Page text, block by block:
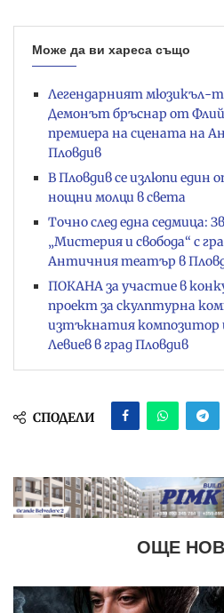
Може да ви хареса също
Легендарният мюзикъл-
Демонът бръснар от
премиера на сцената на
Пловдив
В Пловдив се излюпи един
нощни молци в света
Точно след една седмица:
„Мистерия и свобода“ с
Античния театър в
ПОКАНА за участие в
проект за скулптурна
изтъкнатия композитор
Левиев в град Пловдив
СПОДЕЛИ
ОЩЕ